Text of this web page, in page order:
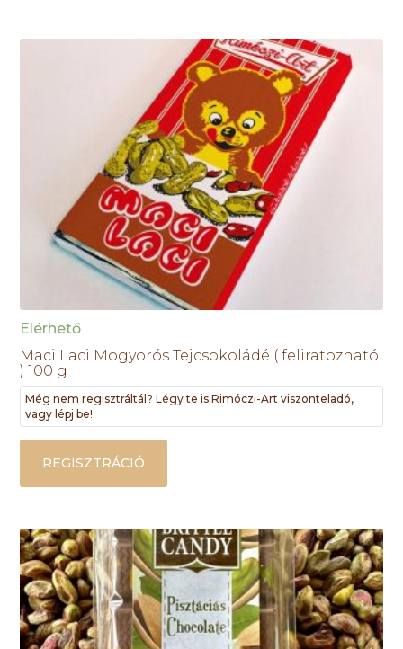
Elérhető
Maci Laci Mogyorós Tejcsokoládé ( feliratozható
) 100 g
Még nem regisztráltál? Légy te is Rimóczi-Art viszonteladó,
vagy lépj be!
REGISZTRÁCIÓ